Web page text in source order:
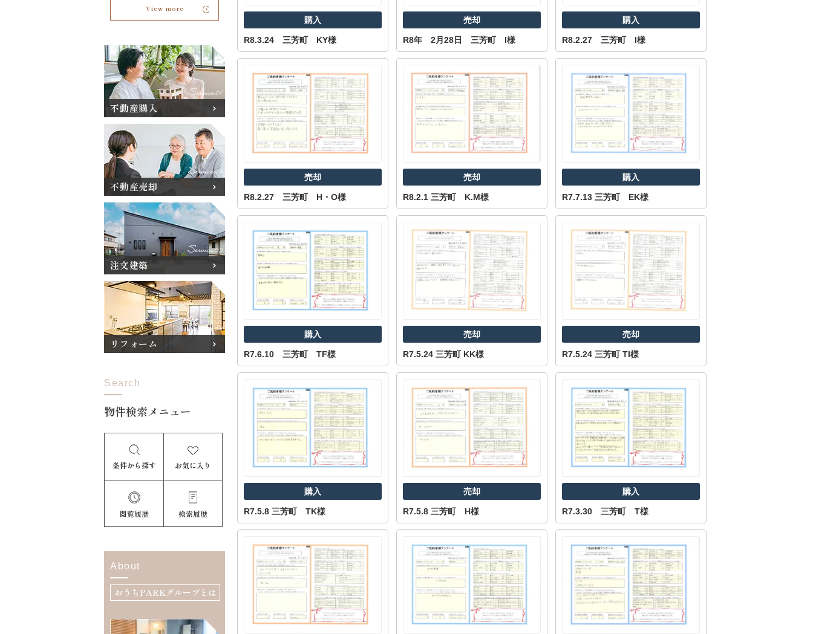
購入
R8.3.24 三芳町 KY様
売却
R8年 2月28日 三芳町 I様
購入
R8.2.27 三芳町 I様
売却
R8.2.27 三芳町 H・O様
売却
R8.2.1 三芳町 K.M様
購入
R7.7.13 三芳町 EK様
購入
R7.6.10 三芳町 TF様
売却
R7.5.24 三芳町 KK様
売却
R7.5.24 三芳町 TI様
購入
R7.5.8 三芳町 TK様
売却
R7.5.8 三芳町 H様
購入
R7.3.30 三芳町 T様
View more
不動産購入
不動産売却
注文建築
リフォーム
Search
物件検索メニュー
条件から探す お気に入り
閲覧履歴 検索履歴
About
おうちPARKグループとは